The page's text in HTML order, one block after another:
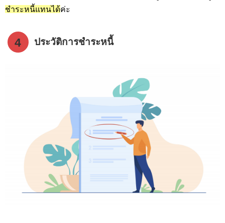
ชำระหนี้แทนได้ค่ะ
4 ประวัติการชำระหนี้